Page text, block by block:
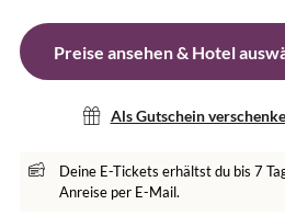
Preise ansehen & Hotel
Als Gutschein
Deine E-Tickets erhältst du bis 7
Anreise per E-Mail.